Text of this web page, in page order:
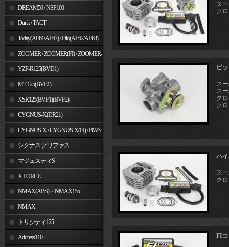
DREAM50 / NSF100
Dunk / TACT
Today(AF61/AF67) / Dio(AF62/AF68)
ZOOMER / ZOOMER(FI) / ZOOMER-
YZF-R125(BVD1)
MT-125(BVE1)
XSR125(BVF1)(BVF2)
CYGNUS-X(DR21)
CYGNUS-X / CYGNUS-X(FI) / BW'S
125 シグナス グリファス
マジェスティS
X FORCE
NMAX(ABS)・NMAX155
NMAX
トリシティ125
Address110
ス
ク
ビ
ス
ス
ク
ク
ハ
ス
ク
FI